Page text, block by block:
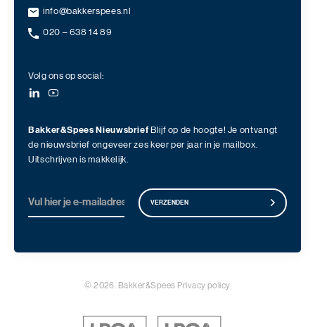
info@bakkerspees.nl
020 – 638 14 89
Volg ons op social:
Bakker&Spees Nieuwsbrief Blijf op de hoogte! Je ontvangt
de nieuwsbrief ongeveer zes keer per jaar in je mailbox.
Uitschrijven is makkelijk.
VERZENDEN
© 2026. Bakker&Spees Privacy policy